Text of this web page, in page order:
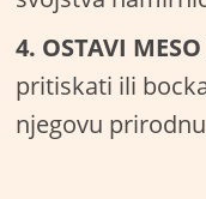
4. OSTAVI
pritiskati ili
njegovu